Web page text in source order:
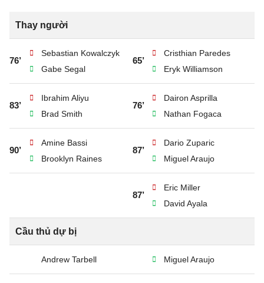
Thay người
76’
Sebastian Kowalczyk
Gabe Segal
65’
Cristhian Paredes
Eryk Williamson
83’
Ibrahim Aliyu
Brad Smith
76’
Dairon Asprilla
Nathan Fogaca
90’
Amine Bassi
Brooklyn Raines
87’
Dario Zuparic
Miguel Araujo
87’
Eric Miller
David Ayala
Cầu thủ dự bị
Andrew Tarbell Miguel Araujo